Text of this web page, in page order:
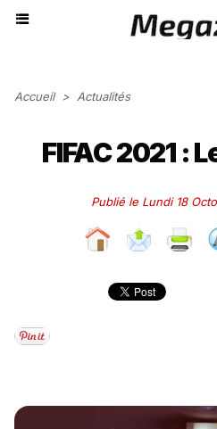
Accueil > Actualités
FIFAC 2021 :
Publié le Lundi 18